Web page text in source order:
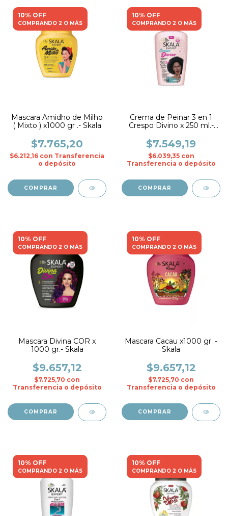
10% OFF
COMPRANDO 2 O MÁS
Mascara Amidho de Milho
( Mixto ) x1000 gr .- Skala
$7.765,20
$6.212,16 con Transferencia
o depósito
10% OFF
COMPRANDO 2 O MÁS
Crema de Peinar 3 en 1
Crespo Divino x 250 ml.-
$7.549,19
$6.039,35 con
Transferencia o depósito
10% OFF
COMPRANDO 2 O MÁS
Mascara Divina COR x
1000 gr.- Skala
$9.657,12
$7.725,70 con
Transferencia o depósito
10% OFF
COMPRANDO 2 O MÁS
Mascara Cacau x1000 gr .-
Skala
$9.657,12
$7.725,70 con
Transferencia o depósito
10% OFF
COMPRANDO 2 O MÁS
10% OFF
COMPRANDO 2 O MÁS